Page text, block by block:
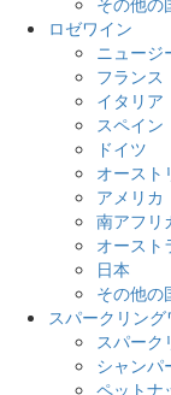
ロゼワイン
ニュージ
フランス
イタリア
スペイン
ドイツ
オースト
アメリカ
南アフリ
オースト
日本
その他の
スパークリング
スパーク
シャンパ
ペットナ